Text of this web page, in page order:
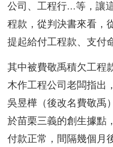
公司、工程行...等，讓
程款，從判決書來看，
提起給付工程款、支付
其中被費敬禹積欠工程
木作工程公司老闆指出
吳昱樺（後改名費敬禹
於苗栗三義的創生據點
付款正常，間隔幾個月